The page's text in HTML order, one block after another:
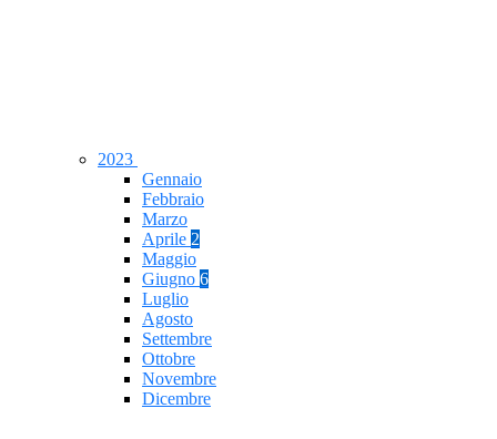
2023
Gennaio
Febbraio
Marzo
Aprile 2
Maggio
Giugno 6
Luglio
Agosto
Settembre
Ottobre
Novembre
Dicembre